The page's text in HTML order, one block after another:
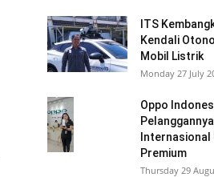
ITS
Kendali
Mobil Listrik
Monday 27 July
Oppo
Internasional
Premium
Thursday 29